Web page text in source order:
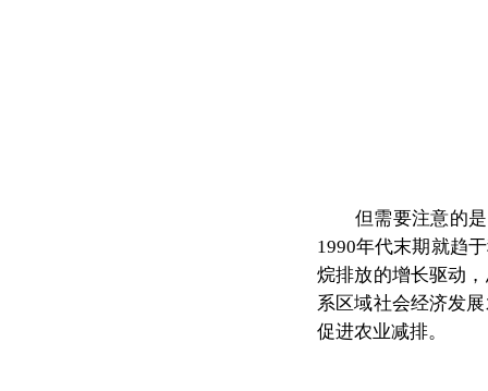
但需要注意的
1990年代末期就趋
烷排放的增长驱动
系区域社会经济发
促进农业减排。